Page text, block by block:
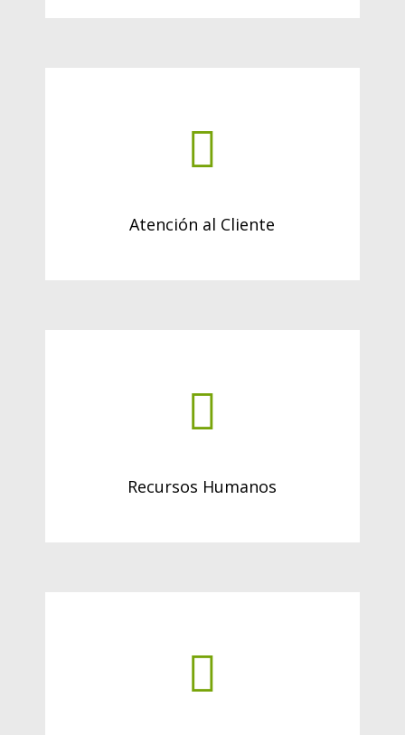
Atención al Cliente
Recursos Humanos